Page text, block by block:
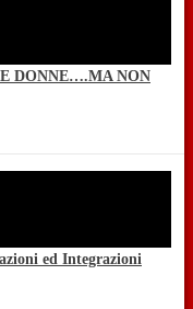
DONNE….MA NON
ed Integrazioni